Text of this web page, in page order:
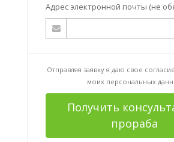
Адрес электронной почты (не
Отправляя заявку я даю свое
моих персональных
Получить
прораба